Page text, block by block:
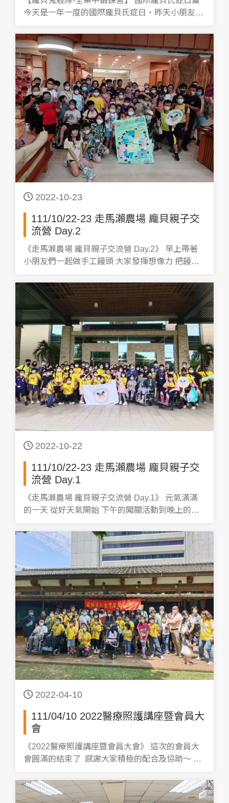
今天是一年一度的國際龐貝氏症日，昨天小朋友們
醫師們學習、鍛鍊必殺技，大家都學會了嗎！ 從
「呼吸治療」、「營養」、「物理治療」小朋友們
真的樣樣精通，但別忘記即使結業了，還是要在訓
練這條路上繼續精進！成為最棒的鬼殺隊成員。 這
次的全集中鍛鍊營，感謝醫師們及工作人員的幫
助，讓我們龐貝鬼殺隊有個這麼棒的活動。 #龐貝
鬼殺隊 #全集中鍛鍊營 #InternationalPompeDay
#BetterCareforPompe #台灣龐貝氏症協會 #罕見
疾病 #龐貝氏症
2022-10-23
111/10/22-23 走馬瀨農場 龐貝親子交
流營 Day.2
《走馬瀨農場 龐貝親子交流營 Day.2》 早上帶著
小朋友們一起做手工饅頭 大家發揮想像力 把饅頭
的結束了！感謝大家的參與 最後我們用心做的龐貝
訴願心願樹 希望健保署可以看見 #走馬瀨農場 #
2022-10-22
111/10/22-23 走馬瀨農場 龐貝親子交
流營 Day.1
《走馬瀨農場 龐貝親子交流營 Day.1》 元氣滿滿
的一天 從好天氣開始 下午的闖關活動到晚上的烤
#龐貝親子交流營
2022-04-10
111/04/10 2022醫療照護講座暨會員大
會
《2022醫療照護講座暨會員大會》 這次的會員大
會圓滿的結束了 感謝大家積極的配合及協助～ 上
位厲害的奧運射箭選手雷千瑩 湯智鈞 鄧宇成 帶著
我們學習製作弓箭及射箭 體驗運動的快樂和趣味